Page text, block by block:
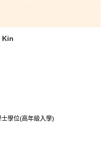
分析)(高年級入學)
學及社會學)(高年級入學)
及國際研究)(高年級入學)
理學士學位(高年級入學)
外我亦參加了不同的
濟及文化考察之旅，
程的朋友，擴闊了我
同學交談亦幫助了我
成績不算理想，但透
Kin
學位(高年級入學)